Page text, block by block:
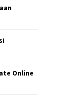
Online